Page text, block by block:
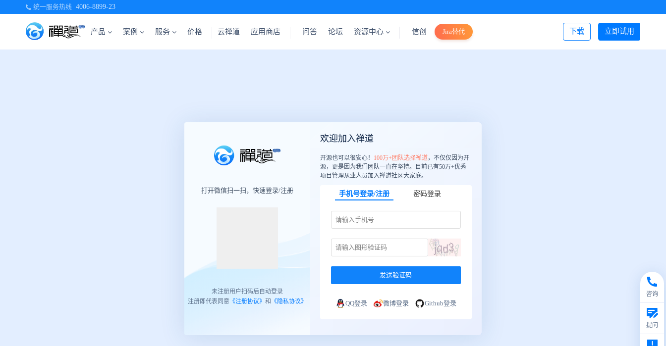
统一服务热线 4006-8899-23
产品 案例 服务 价格 立即试用
下载
云禅道 应用商店 问答 论坛 资源中心 信创 Jira替代 登录/注册
咨询
提问
打开微信扫一扫，快速登录/注册
未注册用户扫码后自动登录
注册即代表同意 《注册协议》 和 《隐私协议》
欢迎加入禅道
开源也可以很安心！ 100万+团队选择禅道，不仅仅因为开
源，更是因为我们团队一直在坚持。目前已有50万+优秀
项目管理从业人员加入禅道社区大家庭。
手机号登录/注册 密码登录
发送验证码
QQ登录 微博登录 Github登录